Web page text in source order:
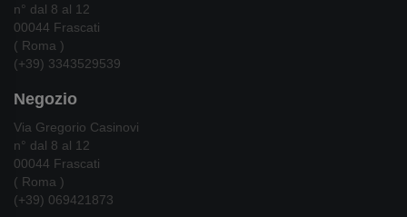
n° dal 8 al 12
00044 Frascati
( Roma )
(+39) 3343529539
Negozio
Via Gregorio Casinovi
n° dal 8 al 12
00044 Frascati
( Roma )
(+39) 069421873